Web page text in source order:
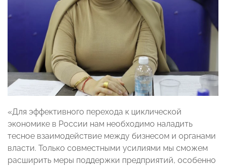
«Для эффективного перехода к циклической
экономике в России нам необходимо наладить
тесное взаимодействие между бизнесом и органами
власти. Только совместными усилиями мы сможем
расширить меры поддержки предприятий, особенно